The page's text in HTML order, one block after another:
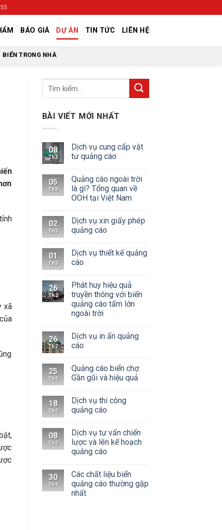
BÁO GIÁ DỰ ÁN TIN TỨC LIÊN HỆ
BIỂN TRONG NHÀ
xã
BÀI VIẾT MỚI NHẤT
08
Th3
Dịch vụ cung cấp vật
tư quảng cáo
05
Th3
Quảng cáo ngoài trời
là gì? Tổng quan về
OOH tại Việt Nam
02
Th3
Dịch vụ xin giấy phép
quảng cáo
01
Th3
Dịch vụ thiết kế quảng
cáo
26
Th2
Phát huy hiệu quả
truyền thông với biển
quảng cáo tấm lớn
ngoài trời
26
Th2
Dịch vụ in ấn quảng
cáo
25
Th2
Quảng cáo biển chợ:
Gần gũi và hiệu quả
18
Th2
Dịch vụ thi công
quảng cáo
08
Th2
Dịch vụ tư vấn chiến
lược và lên kế hoạch
quảng cáo
30
Th1
Các chất liệu biển
quảng cáo thường gặp
nhất